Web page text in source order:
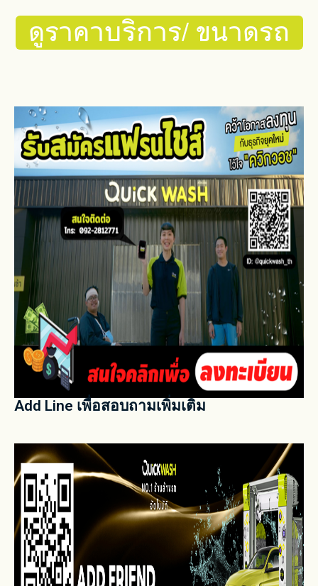
Add Line เพื่อสอบถามเพิ่มเติม